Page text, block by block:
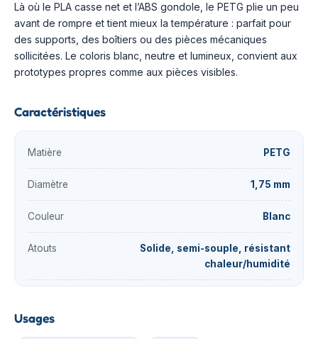
Là où le PLA casse net et l’ABS gondole, le PETG plie un peu
avant de rompre et tient mieux la température : parfait pour
des supports, des boîtiers ou des pièces mécaniques
sollicitées. Le coloris blanc, neutre et lumineux, convient aux
prototypes propres comme aux pièces visibles.
Caractéristiques
Matière PETG
Diamètre 1,75 mm
Couleur Blanc
Atouts
Solide, semi-souple, résistant
chaleur/humidité
Usages